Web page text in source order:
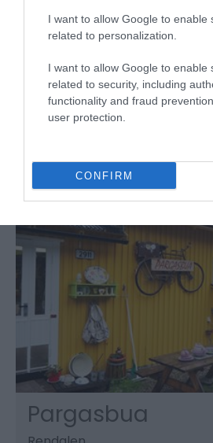
I want to allow Google to enable
related to personalization.
I want to allow Google to enable
related to security, including
functionality and fraud
user protection.
CONFIRM
May & Fred’s
Alt til fiske og
Åkrestrømmen
Rendalen
Fiskebutikk og båtutleie i
Åkrestrømmen. Fiskeutstyr,
Pargasbua